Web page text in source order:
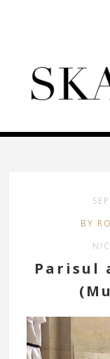
BY
Parisul